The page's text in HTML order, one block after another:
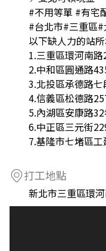
#不用等單 #有宅
#台北市#三重區
以下缺人力的站
1.三重區環河南
2.中和區圓通路
3.北投區承德路七
4.信義區松德路
5.內湖區安康路
6.中正區三元街
7.基隆市七堵區
打工地點
新北市三重區環